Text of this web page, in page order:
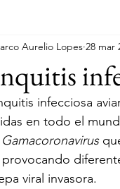
Aurelio Lopes 28 mar
infecciosa
en todo el
Gamacoronavirus
viral invasora.